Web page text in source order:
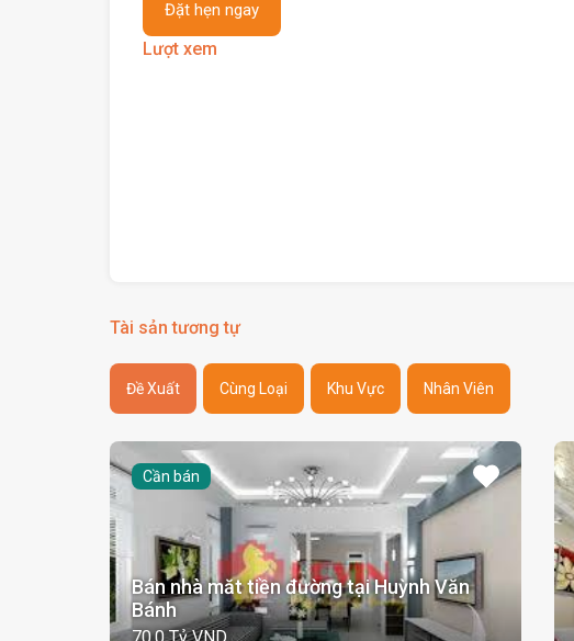
Lượt xem
Tài sản tương tự
Đề Xuất Cùng Loại Khu Vực Nhân Viên
Cần bán
Bán nhà măt tiền đường tại Huỳnh Văn
Bánh